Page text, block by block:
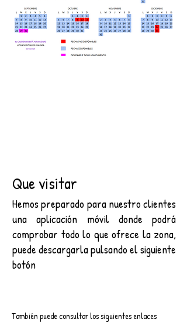
Que visitar
Hemos preparado para nuestro clientes
una aplicación móvil donde podrá
comprobar todo lo que ofrece la zona,
puede descargarla pulsando el siguiente
botón
También puede consultar los siguientes enlaces